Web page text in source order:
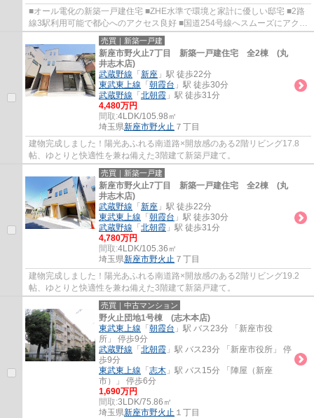
■オール電化の新築一戸建住宅 ■ZHE水準で環境と家計に優しい邸宅 ■2路
線3駅利用可能で都心へのアクセス良好 ■国道254号線へスムーズにアクセ
ス ■開放感良好な北西角地
売買｜新築一戸建
新座市野火止7丁目 新築一戸建住宅 全2棟 (丸
井志木店)
武蔵野線 「 新座 」駅 徒歩22分
東武東上線 「 朝霞台 」駅 徒歩30分
武蔵野線 「 北朝霞 」駅 徒歩31分
4,480万円
間取:4LDK/105.98㎡
埼玉県新座市野火止 ７丁目
建物完成しました！陽光あふれる南道路×開放感のある2階リビング17.8
帖、ゆとりと快適性を兼ね備えた3階建て新築戸建て。
売買｜新築一戸建
新座市野火止7丁目 新築一戸建住宅 全2棟 (丸
井志木店)
武蔵野線 「 新座 」駅 徒歩22分
東武東上線 「 朝霞台 」駅 徒歩30分
武蔵野線 「 北朝霞 」駅 徒歩31分
4,780万円
間取:4LDK/105.36㎡
埼玉県新座市野火止 ７丁目
建物完成しました！陽光あふれる南道路×開放感のある2階リビング19.2
帖、ゆとりと快適性を兼ね備えた3階建て新築戸建て。
売買｜中古マンション
野火止団地1号棟 (志木本店)
東武東上線 「 朝霞台 」駅 バス23分 「新座市役
所」 停歩9分
武蔵野線 「 北朝霞 」駅 バス23分 「新座市役所」 停
歩9分
東武東上線 「 志木 」駅 バス15分 「陣屋（新座
市）」 停歩6分
1,690万円
間取:3LDK/75.86㎡
埼玉県新座市野火止 １丁目